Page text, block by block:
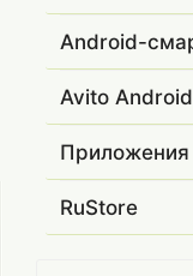
Android-
Avito Android
RuStore